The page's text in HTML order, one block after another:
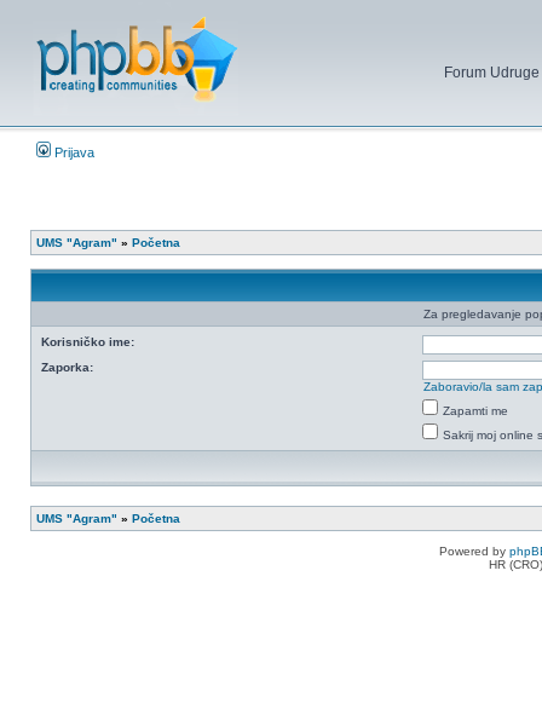
Forum
Prijava
UMS "Agram" » Početna
Za pregledavanje
Korisničko ime:
Zaporka:
Zaboravio/la sam
Zapamti me
Sakrij moj online
UMS "Agram" » Početna
Powered by
HR